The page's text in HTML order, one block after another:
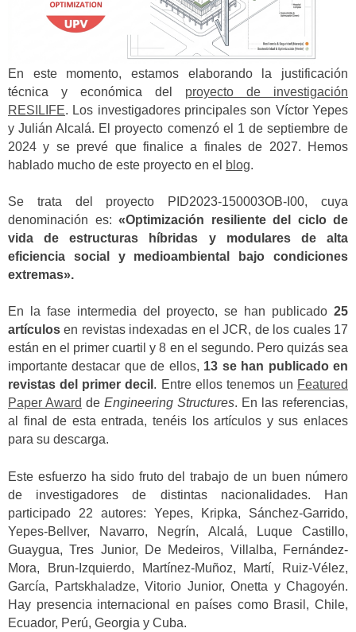
En este momento, estamos elaborando la justificación
técnica y económica del proyecto de investigación
RESILIFE. Los investigadores principales son Víctor Yepes
y Julián Alcalá. El proyecto comenzó el 1 de septiembre de
2024 y se prevé que finalice a finales de 2027. Hemos
hablado mucho de este proyecto en el blog.
Se trata del proyecto PID2023-150003OB-I00, cuya
denominación es: «Optimización resiliente del ciclo de
vida de estructuras híbridas y modulares de alta
eficiencia social y medioambiental bajo condiciones
extremas».
En la fase intermedia del proyecto, se han publicado 25
artículos en revistas indexadas en el JCR, de los cuales 17
están en el primer cuartil y 8 en el segundo. Pero quizás sea
importante destacar que de ellos, 13 se han publicado en
revistas del primer decil . Entre ellos tenemos un Featured
Paper Award de Engineering Structures. En las referencias,
al final de esta entrada, tenéis los artículos y sus enlaces
para su descarga.
Este esfuerzo ha sido fruto del trabajo de un buen número
de investigadores de distintas nacionalidades. Han
participado 22 autores: Yepes, Kripka, Sánchez-Garrido,
Yepes-Bellver, Navarro, Negrín, Alcalá, Luque Castillo,
Guaygua, Tres Junior, De Medeiros, Villalba,
Fernández-
Mora, Brun-Izquierdo, Martínez-Muñoz, Martí, Ruiz-Vélez,
García, Partskhaladze, Vitorio Junior, Onetta y Chagoyén.
Hay presencia internacional en países como Brasil, Chile,
Ecuador, Perú, Georgia y Cuba.